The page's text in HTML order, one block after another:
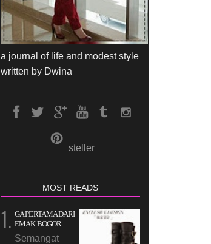
a journal of life and modest style
written by Dwina
steller
MOST READS
GA PERTAMA DARI
EMAK BOGOR
Semangat